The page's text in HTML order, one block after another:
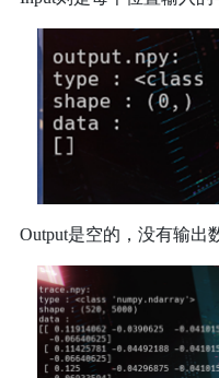
Output是空的，没有输出